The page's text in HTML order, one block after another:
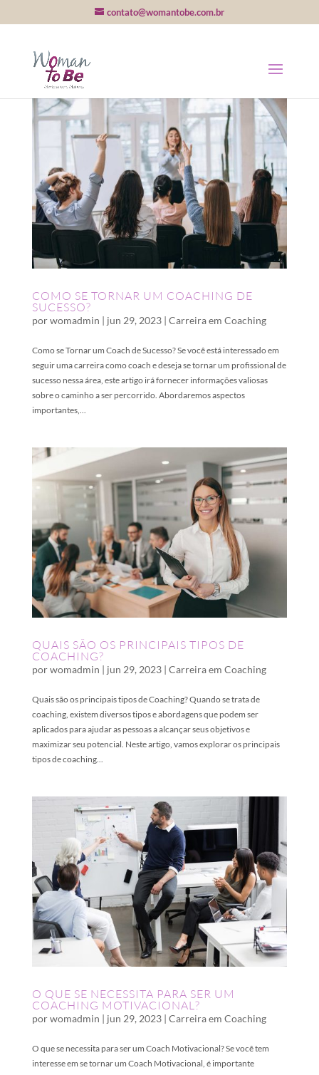
contato@womantobe.com.br
COMO SE TORNAR UM COACHING DE
SUCESSO?
porwomadmin | jun 29, 2023| Carreira em Coaching
Como se Tornar um Coach de Sucesso? Se você está interessado em
seguir uma carreira como coach e deseja se tornar um profissional de
sucesso nessa área, este artigo irá fornecer informações valiosas
sobre o caminho a ser percorrido. Abordaremos aspectos
importantes,...
QUAIS SÃO OS PRINCIPAIS TIPOS DE
COACHING?
porwomadmin | jun 29, 2023| Carreira em Coaching
Quais são os principais tipos de Coaching? Quando se trata de
coaching, existem diversos tipos e abordagens que podem ser
aplicados para ajudar as pessoas a alcançar seus objetivos e
maximizar seu potencial. Neste artigo, vamos explorar os principais
tipos de coaching...
O QUE SE NECESSITA PARA SER UM
COACHING MOTIVACIONAL?
porwomadmin | jun 29, 2023| Carreira em Coaching
O que se necessita para ser um Coach Motivacional? Se você tem
interesse em se tornar um Coach Motivacional, é importante